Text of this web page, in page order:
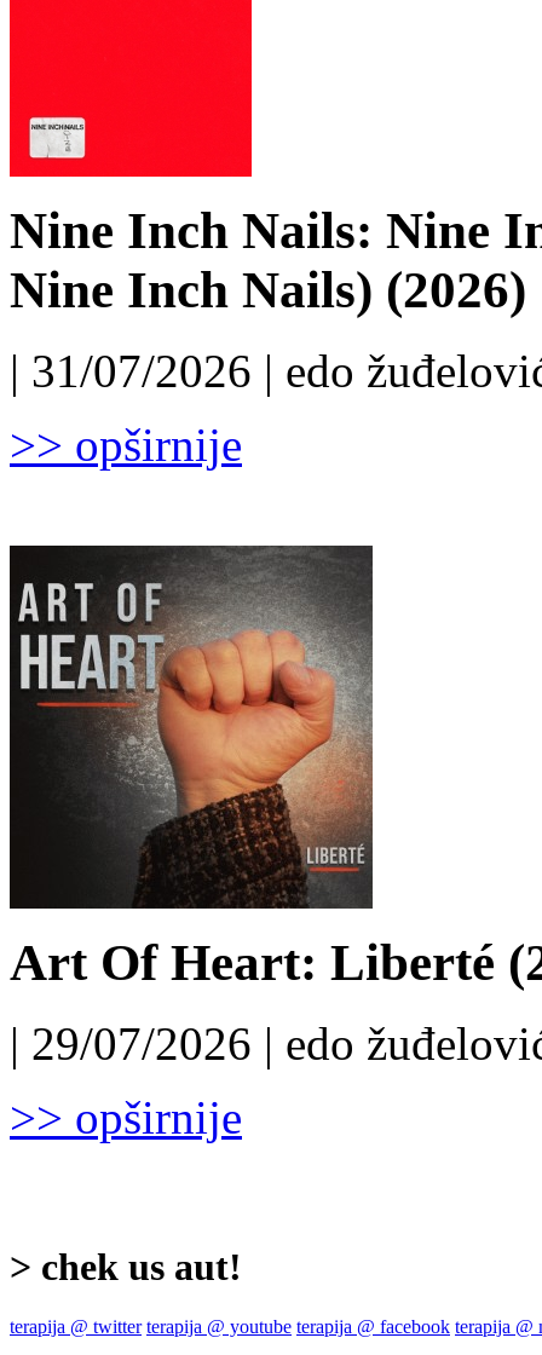
Nine Inch Nails: Nine
Nine Inch Nails) (2026)
| 31/07/2026 | edo
>> opširnije
Art Of Heart: Liberté
| 29/07/2026 | edo
>> opširnije
> chek us aut!
terapija @ twitter terapija @ youtube terapija @ facebook terapija @